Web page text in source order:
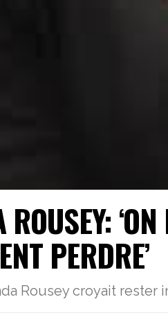
ROUSEY:
PERDRE’
Rousey croyait rester